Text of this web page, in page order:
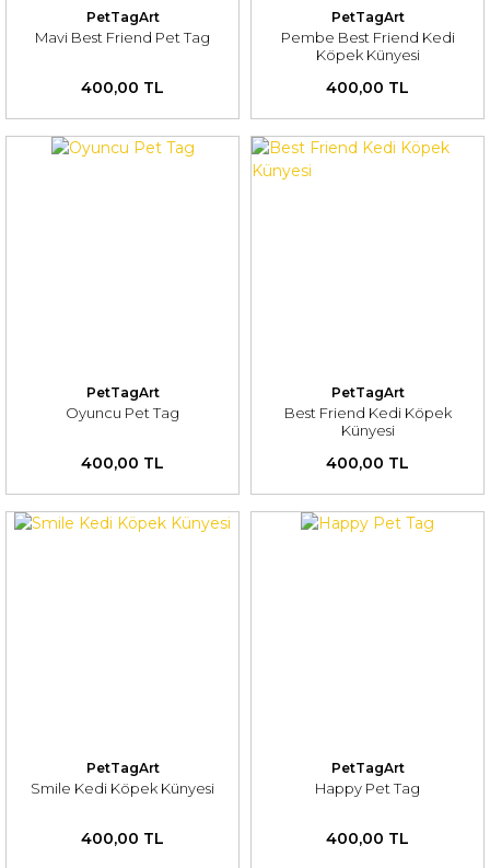
PetTagArt
Mavi Best Friend Pet Tag
400,00 TL
PetTagArt
Pembe Best Friend Kedi
Köpek Künyesi
400,00 TL
PetTagArt
Oyuncu Pet Tag
400,00 TL
PetTagArt
Best Friend Kedi Köpek
Künyesi
400,00 TL
PetTagArt
Smile Kedi Köpek Künyesi
400,00 TL
PetTagArt
Happy Pet Tag
400,00 TL